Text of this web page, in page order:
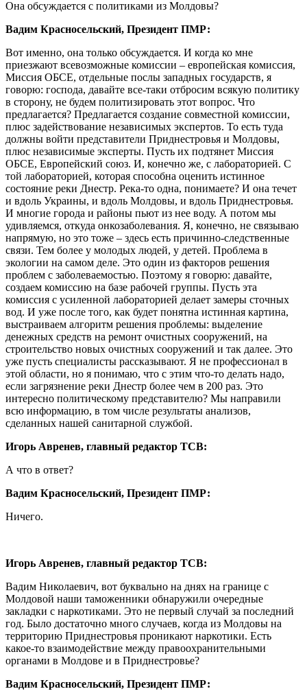
Она обсуждается с политиками из Молдовы?
Вадим Красносельский, Президент ПМР:
Вот именно, она только обсуждается. И когда ко мне
приезжают всевозможные комиссии – европейская комиссия,
Миссия ОБСЕ, отдельные послы западных государств, я
говорю: господа, давайте все-таки отбросим всякую политику
в сторону, не будем политизировать этот вопрос. Что
предлагается? Предлагается создание совместной комиссии,
плюс задействование независимых экспертов. То есть туда
должны войти представители Приднестровья и Молдовы,
плюс независимые эксперты. Пусть их подтянет Миссия
ОБСЕ, Европейский союз. И, конечно же, с лабораторией. С
той лабораторией, которая способна оценить истинное
состояние реки Днестр. Река-то одна, понимаете? И она течет
и вдоль Украины, и вдоль Молдовы, и вдоль Приднестровья.
И многие города и районы пьют из нее воду. А потом мы
удивляемся, откуда онкозаболевания. Я, конечно, не связываю
напрямую, но это тоже – здесь есть причинно-следственные
связи. Тем более у молодых людей, у детей. Проблема в
экологии на самом деле. Это один из факторов решения
проблем с заболеваемостью. Поэтому я говорю: давайте,
создаем комиссию на базе рабочей группы. Пусть эта
комиссия с усиленной лабораторией делает замеры сточных
вод. И уже после того, как будет понятна истинная картина,
выстраиваем алгоритм решения проблемы: выделение
денежных средств на ремонт очистных сооружений, на
строительство новых очистных сооружений и так далее. Это
уже пусть специалисты рассказывают. Я не профессионал в
этой области, но я понимаю, что с этим что-то делать надо,
если загрязнение реки Днестр более чем в 200 раз. Это
интересно политическому представителю? Мы направили
всю информацию, в том числе результаты анализов,
сделанных нашей санитарной службой.
Игорь Авренев, главный редактор ТСВ:
А что в ответ?
Вадим Красносельский, Президент ПМР:
Ничего.
Игорь Авренев, главный редактор ТСВ:
Вадим Николаевич, вот буквально на днях на границе с
Молдовой наши таможенники обнаружили очередные
закладки с наркотиками. Это не первый случай за последний
год. Было достаточно много случаев, когда из Молдовы на
территорию Приднестровья проникают наркотики. Есть
какое-то взаимодействие между правоохранительными
органами в Молдове и в Приднестровье?
Вадим Красносельский, Президент ПМР: